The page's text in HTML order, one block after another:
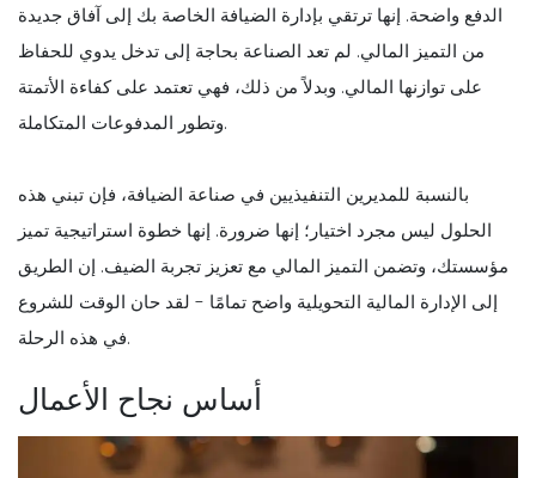
الدفع واضحة. إنها ترتقي بإدارة الضيافة الخاصة بك إلى آفاق جديدة
من التميز المالي. لم تعد الصناعة بحاجة إلى تدخل يدوي للحفاظ
على توازنها المالي. وبدلاً من ذلك، فهي تعتمد على كفاءة الأتمتة
وتطور المدفوعات المتكاملة.
بالنسبة للمديرين التنفيذيين في صناعة الضيافة، فإن تبني هذه
الحلول ليس مجرد اختيار؛ إنها ضرورة. إنها خطوة استراتيجية تميز
مؤسستك، وتضمن التميز المالي مع تعزيز تجربة الضيف. إن الطريق
إلى الإدارة المالية التحويلية واضح تمامًا - لقد حان الوقت للشروع
في هذه الرحلة.
أساس نجاح الأعمال